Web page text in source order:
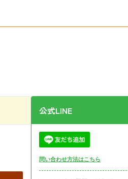
公式LINE
問い合わせ方法はこちら